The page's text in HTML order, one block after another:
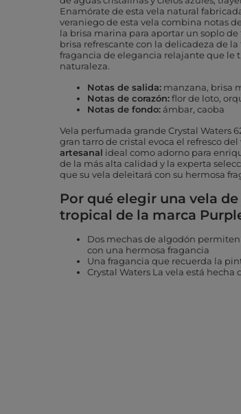
Enamórate de esta vela natural
veraniego de esta vela combina notas
la brisa marina para aportar un soplo
brisa refrescante con la delicadeza de
fragancia de elegancia relajante que le
naturaleza.
Notas de salida: manzana, brisa
Notas de corazón:flor de loto,
Notas de fondo: ámbar, caoba
Vela perfumada grande Crystal Waters
gran tarro de cristal evoca el refresco
artesanal ideal como adorno para
de la más alta calidad y la experta
que su vela deleitará con su hermosa
Por qué elegir una vela
tropical de la marca
Dos mechas de algodón
con una hermosa fragancia
Una fragancia que recuerda la
Crystal Waters La vela está hecha